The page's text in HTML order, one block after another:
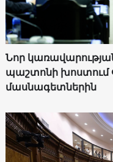
Նոր
պաշտոնի խոստում
մասնագետներին